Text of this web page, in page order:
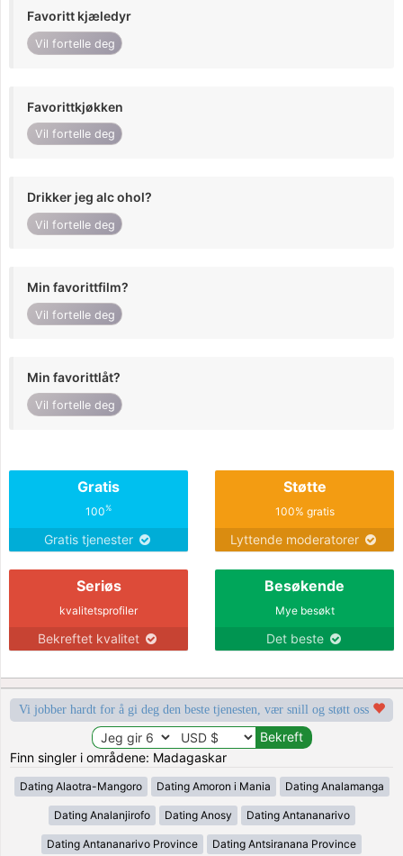
Favoritt kjæledyr
Vil fortelle deg
Favorittkjøkken
Vil fortelle deg
Drikker jeg alc ohol?
Vil fortelle deg
Min favorittfilm?
Vil fortelle deg
Min favorittlåt?
Vil fortelle deg
Gratis
100%
Gratis tjenester
Støtte
100% gratis
Lyttende moderatorer
Seriøs
kvalitetsprofiler
Bekreftet kvalitet
Besøkende
Mye besøkt
Det beste
Vi jobber hardt for å gi deg den beste tjenesten, vær snill og støtt oss
Finn singler i områdene: Madagaskar
Dating Alaotra-Mangoro Dating Amoron i Mania Dating Analamanga
Dating Analanjirofo Dating Anosy Dating Antananarivo
Dating Antananarivo Province Dating Antsiranana Province